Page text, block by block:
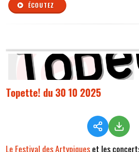
ÉCOUTEZ
Topette! du 30 10 2025
Le Festival des Artypiqueset les